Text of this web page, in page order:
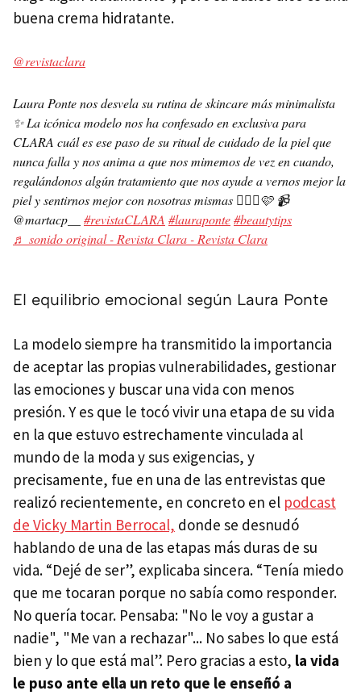
buena crema hidratante.
@revistaclara
Laura Ponte nos desvela su rutina de skincare más minimalista
✨ La icónica modelo nos ha confesado en exclusiva para
CLARA cuál es ese paso de su ritual de cuidado de la piel que
nunca falla y nos anima a que nos mimemos de vez en cuando,
regalándonos algún tratamiento que nos ayude a vernos mejor la
piel y sentirnos mejor con nosotras mismas 💆🏻‍♀️🩷 📹
@martacp__ #revistaCLARA #lauraponte#beautytips
♬ sonido original - Revista Clara - Revista Clara
El equilibrio emocional según Laura Ponte
La modelo siempre ha transmitido la importancia
de aceptar las propias vulnerabilidades, gestionar
las emociones y buscar una vida con menos
presión. Y es que le tocó vivir una etapa de su vida
en la que estuvo estrechamente vinculada al
mundo de la moda y sus exigencias, y
precisamente, fue en una de las entrevistas que
realizó recientemente, en concreto en el podcast
de Vicky Martin Berrocal, donde se desnudó
hablando de una de las etapas más duras de su
vida. “Dejé de ser”, explicaba sincera. “Tenía miedo
que me tocaran porque no sabía como responder.
No quería tocar. Pensaba: "No le voy a gustar a
nadie", "Me van a rechazar"... No sabes lo que está
bien y lo que está mal”. Pero gracias a esto, la vida
le puso ante ella un reto que le enseñó a